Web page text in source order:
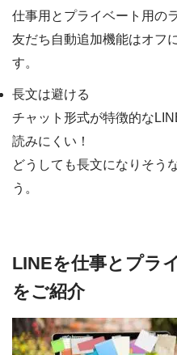
仕事用とプライベート用の
友だち自動追加機能はオフ
す。
長文は避ける
チャット形式が特徴的な
読みにくい！
どうしても長文になりそう
う。
LINEを仕事とプラ
をご紹介